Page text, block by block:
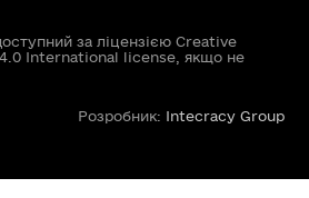
за ліцензією Creative
International license, якщо не
Розробник: Intecracy Group